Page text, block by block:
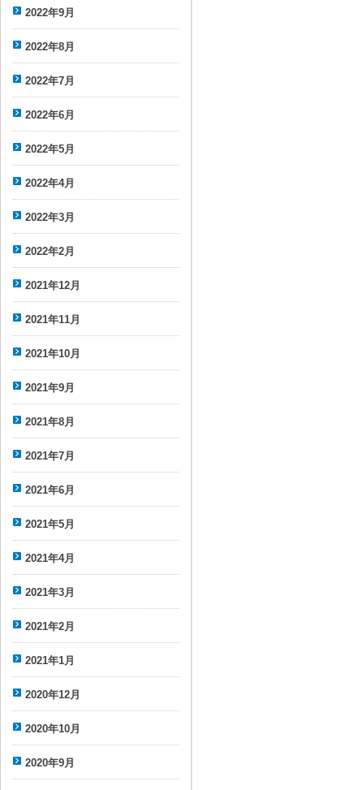
2022年9月
2022年8月
2022年7月
2022年6月
2022年5月
2022年4月
2022年3月
2022年2月
2021年12月
2021年11月
2021年10月
2021年9月
2021年8月
2021年7月
2021年6月
2021年5月
2021年4月
2021年3月
2021年2月
2021年1月
2020年12月
2020年10月
2020年9月